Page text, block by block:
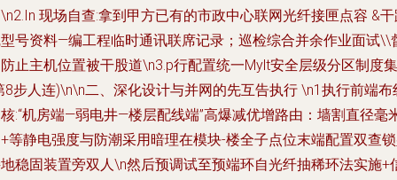
现场自查:拿到甲方已有的市政中心联网光纤接匣点容 &
号资料—编工程临时通讯联席记录；巡检综合并余作业面试\\
止主机位置被干股道\n3.p行配置统一Mylt安全层级分区制度集
8步人连)\n\n二、深化设计与并网的先互告执行 \n1执行前端布
:“机房端—弱电井—楼层配线端”高爆减优增路由：墙割直径毫
等静电强度与防潮采用暗理在模块-楼全子点位末端配置双查
稳固装置旁双人\n然后预调试至预端环自光纤抽稀环法实施+